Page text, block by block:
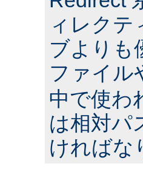
ィレクテ
ブよりも
ファイル
中で使わ
は相対パ
ければな